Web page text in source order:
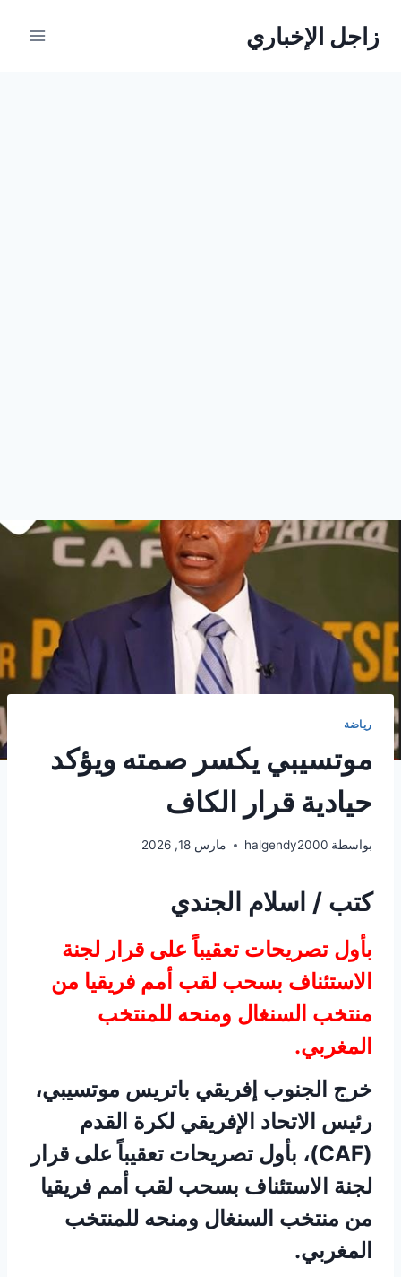
زاجل الإخباري
رياضة
موتسيبي يكسر صمته ويؤكد
حيادية قرار الكاف
بواسطة halgendy2000 مارس 18, 2026
كتب / اسلام الجندي
بأول تصريحات تعقيباً على قرار لجنة
الاستئناف بسحب لقب أمم فريقيا من
منتخب السنغال ومنحه للمنتخب
المغربي.
خرج الجنوب إفريقي باتريس موتسيبي،
رئيس الاتحاد الإفريقي لكرة القدم
(CAF)، بأول تصريحات تعقيباً على قرار
لجنة الاستئناف بسحب لقب أمم فريقيا
من منتخب السنغال ومنحه للمنتخب
المغربي.